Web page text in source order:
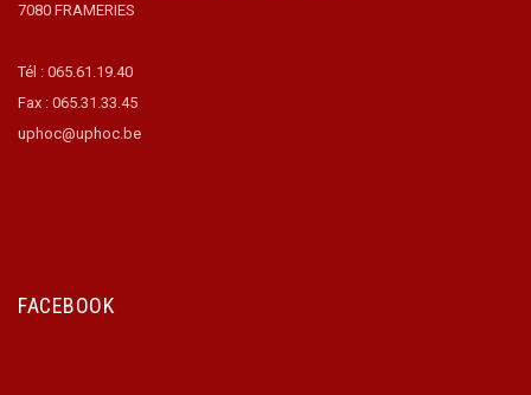
7080 FRAMERIES
Tél : 065.61.19.40
Fax : 065.31.33.45
uphoc@uphoc.be
FACEBOOK